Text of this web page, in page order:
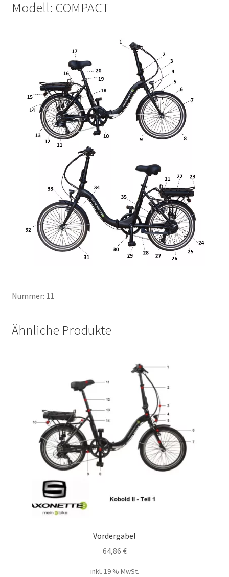
Modell: COMPACT
Nummer: 11
Ähnliche Produkte
Vordergabel
64,86 €
inkl. 19 % MwSt.